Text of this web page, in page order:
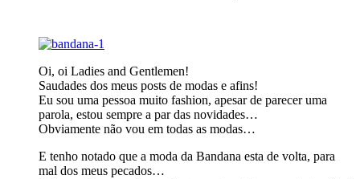
Oi, oi Ladies and Gentlemen!
Saudades dos meus posts de modas e afins!
Eu sou uma pessoa muito fashion, apesar de parecer uma
parola, estou sempre a par das novidades…
Obviamente não vou em todas as modas…
E tenho notado que a moda da Bandana esta de volta, para
mal dos meus pecados…